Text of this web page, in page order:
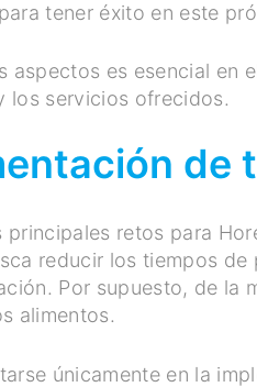
tener éxito en este
aspectos es esencial en
los servicios ofrecidos.
principales retos para
reducir los tiempos
Por supuesto, de la
alimentos.
únicamente en la